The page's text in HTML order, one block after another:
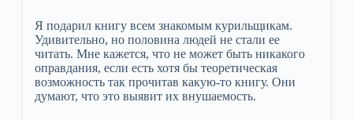
Я подарил книгу всем знакомым курильщикам.
Удивительно, но половина людей не стали ее
читать. Мне кажется, что не может быть никакого
оправдания, если есть хотя бы теоретическая
возможность так прочитав какую-то книгу. Они
думают, что это выявит их внушаемость.